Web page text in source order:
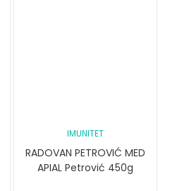
IMUNITET
RADOVAN PETROVIĆ MED
APIAL Petrović 450g